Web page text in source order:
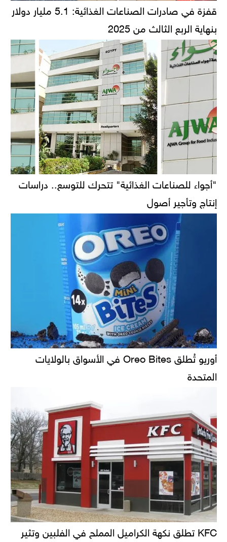
قفزة في صادرات الصناعات الغذائية: 5.1 مليار دولار
بنهاية الربع الثالث من 2025
"أجواء للصناعات الغذائية" تتحرك للتوسع.. دراسات
إنتاج وتأجير أصول
أوريو تُطلق Oreo Bites في الأسواق بالولايات
المتحدة
KFC تطلق نكهة الكراميل المملح في الفلبين وتثير